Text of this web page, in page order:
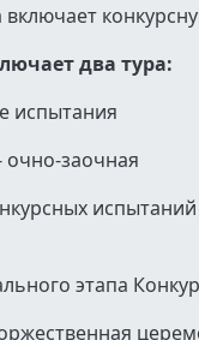
два тура:
испытания
заочная
этапа